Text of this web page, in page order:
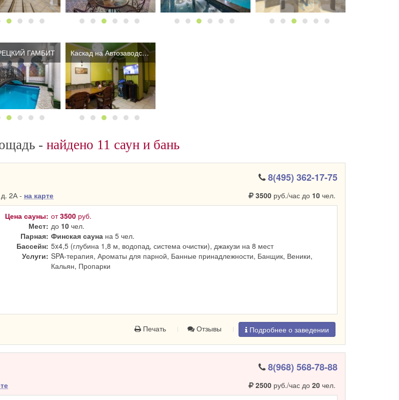
ГАМБИТ Каскад на Автозаводской
- найдено 11 саун и бань
8(495) 362-17-75
2А - на карте 3500руб./час до 10чел.
Цена сауны: от3500 руб.
Мест: до 10 чел.
Парная: Финская сауна на 5 чел.
Бассейн: 5x4,5 (глубина 1,8 м, водопад, система очистки), джакузи на 8 мест
Услуги: SPA-терапия, Ароматы для парной, Банные принадлежности, Банщик, Веники,
Кальян, Пропарки
Печать Отзывы Подробнее о заведении
8(968) 568-78-88
2500руб./час до 20чел.